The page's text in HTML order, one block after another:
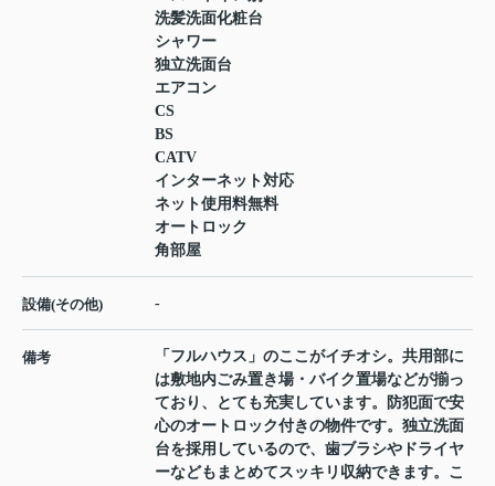
洗髪洗面化粧台
シャワー
独立洗面台
エアコン
CS
BS
CATV
インターネット対応
ネット使用料無料
オートロック
角部屋
設備(その他) -
備考
「フルハウス」のここがイチオシ。共用部に
は敷地内ごみ置き場・バイク置場などが揃っ
ており、とても充実しています。防犯面で安
心のオートロック付きの物件です。独立洗面
台を採用しているので、歯ブラシやドライヤ
ーなどもまとめてスッキリ収納できます。こ